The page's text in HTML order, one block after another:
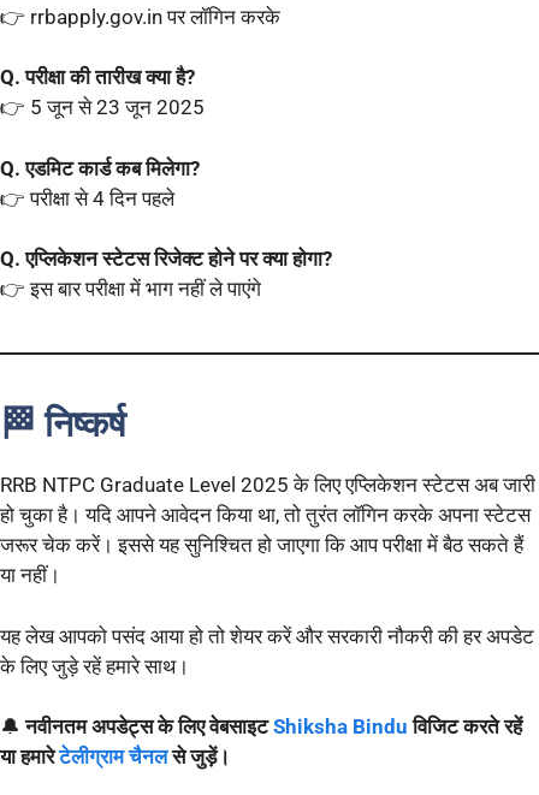
👉 rrbapply.gov.in पर लॉगिन करके
Q. परीक्षा की तारीख क्या है?
👉 5 जून से 23 जून 2025
Q. एडमिट कार्ड कब मिलेगा?
👉 परीक्षा से 4 दिन पहले
Q. एप्लिकेशन स्टेटस रिजेक्ट होने पर क्या होगा?
👉 इस बार परीक्षा में भाग नहीं ले पाएंगे
🏁 निष्कर्ष
RRB NTPC Graduate Level 2025 के लिए एप्लिकेशन स्टेटस अब जारी
हो चुका है। यदि आपने आवेदन किया था, तो तुरंत लॉगिन करके अपना स्टेटस
जरूर चेक करें। इससे यह सुनिश्चित हो जाएगा कि आप परीक्षा में बैठ सकते हैं
या नहीं।
यह लेख आपको पसंद आया हो तो शेयर करें और सरकारी नौकरी की हर अपडेट
के लिए जुड़े रहें हमारे साथ।
🔔नवीनतम अपडेट्स के लिएवेबसाइटShiksha Bindu विजिट करते रहें
या हमारेटेलीग्राम चैनल से जुड़ें।